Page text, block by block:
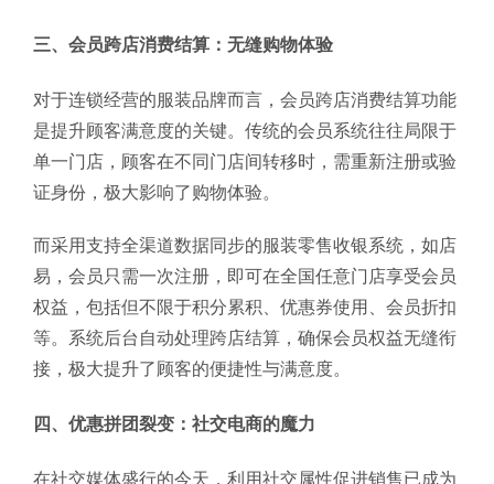
三、会员跨店消费结算：无缝购物体验
对于连锁经营的服装品牌而言，会员跨店消费结算功能
是提升顾客满意度的关键。传统的会员系统往往局限于
单一门店，顾客在不同门店间转移时，需重新注册或验
证身份，极大影响了购物体验。
而采用支持全渠道数据同步的服装零售收银系统，如店
易，会员只需一次注册，即可在全国任意门店享受会员
权益，包括但不限于积分累积、优惠券使用、会员折扣
等。系统后台自动处理跨店结算，确保会员权益无缝衔
接，极大提升了顾客的便捷性与满意度。
四、优惠拼团裂变：社交电商的魔力
在社交媒体盛行的今天，利用社交属性促进销售已成为